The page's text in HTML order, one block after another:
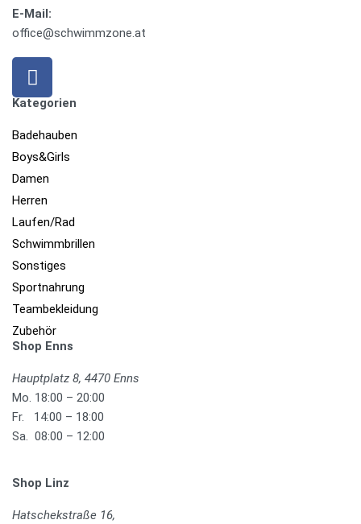
E-Mail:
office@schwimmzone.at
Kategorien
Badehauben
Boys&Girls
Damen
Herren
Laufen/Rad
Schwimmbrillen
Sonstiges
Sportnahrung
Teambekleidung
Zubehör
Shop Enns
Hauptplatz 8, 4470 Enns
Mo. 18:00 – 20:00
Fr. 14:00 – 18:00
Sa. 08:00 – 12:00
Shop Linz
Hatschekstraße 16,